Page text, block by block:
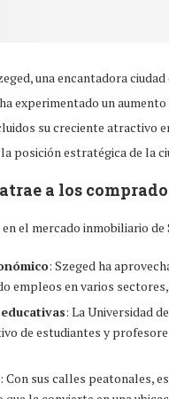
una encantadora
experimentado un
su creciente atractivo
posición estratégica de la
a los
el mercado inmobiliario de
: Szeged ha
empleos en varios
: La Universidad
de estudiantes y
: Con sus calles peatonales,